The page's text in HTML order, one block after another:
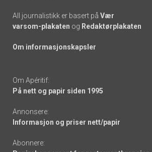
All journalistikk er basert på Vær
varsom-plakaten og Redaktørplakaten
Om informasjonskapsler
Om Apéritif:
På nett og papir siden 1995
Annonsere:
Informasjon og priser nett/papir
Abonnere: